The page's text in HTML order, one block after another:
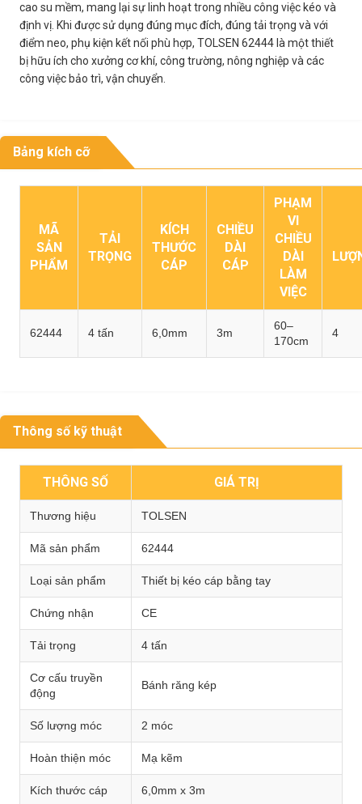
cao su mềm, mang lại sự linh hoạt trong nhiều công việc kéo và
định vị. Khi được sử dụng đúng mục đích, đúng tải trọng và với
điểm neo, phụ kiện kết nối phù hợp, TOLSEN 62444 là một thiết
bị hữu ích cho xưởng cơ khí, công trường, nông nghiệp và các
công việc bảo trì, vận chuyển.
Bảng kích cỡ
MÃ
SẢN
PHẨM
TẢI
TRỌNG
KÍCH
THƯỚC
CÁP
CHIỀU
DÀI
CÁP
PHẠM
VI
CHIỀU
DÀI
LÀM
VIỆC
62444 4 tấn 6,0mm 3m
60–
170cm
4
Thông số kỹ thuật
THÔNG SỐ GIÁ TRỊ
Thương hiệu TOLSEN
Mã sản phẩm 62444
Loại sản phẩm Thiết bị kéo cáp bằng tay
Chứng nhận CE
Tải trọng 4 tấn
Cơ cấu truyền
động
Bánh răng kép
Số lượng móc 2 móc
Hoàn thiện móc Mạ kẽm
Kích thước cáp 6,0mm x 3m